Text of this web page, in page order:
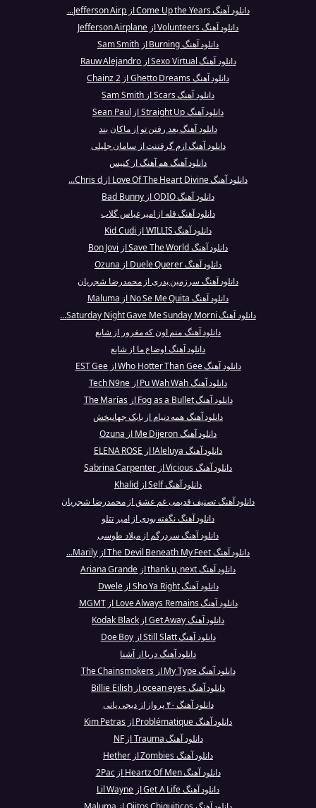
دانلود آهنگ Come Up the Years از Jefferson Airp...
دانلود آهنگ Volunteers از Jefferson Airplane
دانلود آهنگ Burning از Sam Smith
دانلود آهنگ Sexo Virtual از Rauw Alejandro
دانلود آهنگ Ghetto Dreams از 2 Chainz
دانلود آهنگ Scars از Sam Smith
دانلود آهنگ Straight Up از Sean Paul
دانلود آهنگ بعد رفتن تو از ماکان بند
دانلود آهنگ ازم گرفتنت از سامان جلیلی
دانلود آهنگ هم‌ آهنگ از کنیس
دانلود آهنگ Love Of The Heart Divine از Chris d...
دانلود آهنگ ODIO از Bad Bunny
دانلود آهنگ قله از امیرعباس گلاب
دانلود آهنگ WILLIS از Kid Cudi
دانلود آهنگ Save The World از Bon Jovi
دانلود آهنگ Duele Querer از Ozuna
دانلود آهنگ سرزمین پدری از محمدرضا شجریان
دانلود آهنگ No Se Me Quita از Maluma
دانلود آهنگ Saturday Night Gave Me Sunday Morni...
دانلود آهنگ منم اون که مغرور از شایع
دانلود آهنگ اوضاع ما از شایع
دانلود آهنگ Who Hotter Than Gee از EST Gee
دانلود آهنگ Pu Wah Wah از Tech N9ne
دانلود آهنگ Fog as a Bullet از The Marías
دانلود آهنگ همه دنیام از بابک جهانبخش
دانلود آهنگ Me Dijeron از Ozuna
دانلود آهنگ Aleluya! از ELENA ROSE
دانلود آهنگ Vicious از Sabrina Carpenter
دانلود آهنگ Self از Khalid
دانلود آهنگ تصنیف قدیمی غم عشق از محمدرضا شجریان
دانلود آهنگ نگفته بودی از امیر تتلو
دانلود آهنگ سردرگم از میلاد طوسی
دانلود آهنگ The Devil Beneath My Feet از Marily...
دانلود آهنگ thank u, next از Ariana Grande
دانلود آهنگ Sho Ya Right از Dwele
دانلود آهنگ Love Always Remains از MGMT
دانلود آهنگ Get Away از Kodak Black
دانلود آهنگ Still Slatt از Doe Boy
دانلود آهنگ دریا از آشنا
دانلود آهنگ My Type از The Chainsmokers
دانلود آهنگ ocean eyes از Billie Eilish
دانلود آهنگ ۴۰ پرواز از دیجی پانی
دانلود آهنگ Problématique از Kim Petras
دانلود آهنگ Trauma از NF
دانلود آهنگ Zombies از Hether
دانلود آهنگ Heartz Of Men از 2Pac
دانلود آهنگ Get A Life از Lil Wayne